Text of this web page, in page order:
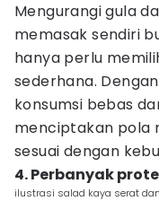
Mengurangi gula
memasak sendiri
hanya perlu
sederhana.
konsumsi bebas
menciptakan pola
sesuai dengan
4. Perbanyak
ilustrasi salad kaya serat